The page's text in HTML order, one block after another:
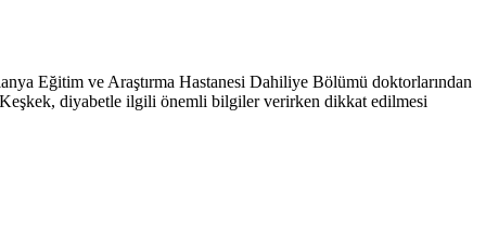
Eğitim ve Araştırma Hastanesi Dahiliye Bölümü doktorlarından
diyabetle ilgili önemli bilgiler verirken dikkat edilmesi